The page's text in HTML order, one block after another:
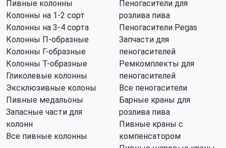
Пивные колонны
Колонны на 1-2 сорт
Колонны на 3-4 сорта
Колонны П-образные
Колонны Г-образные
Колонны Т-образные
Гликолевые колонны
Эксклюзивные колоны
Пивные медальоны
Запасные части для
колонн
Все пивные колонны
Пеногасители для
розлива пива
Пеногасители Pegas
Запчасти для
пеногасителей
Ремкомплекты для
пеногасителей
Все пеногасители
Барные краны для
розлива пива
Пивные краны с
компенсатором